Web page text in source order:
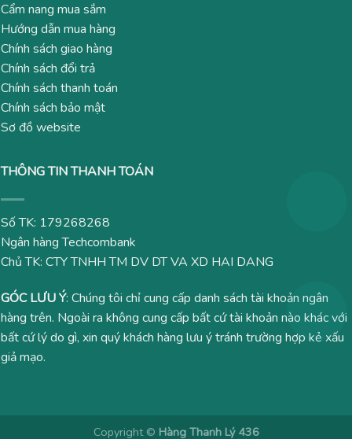
Cẩm nang mua sắm
Hướng dẫn mua hàng
Chính sách giao hàng
Chính sách đổi trả
Chính sách thanh toán
Chính sách bảo mật
Sơ đồ website
THÔNG TIN THANH TOÁN
Số TK: 179268268
Ngân hàng Techcombank
Chủ TK: CTY TNHH TM DV DT VA XD HAI DANG
GÓC LƯU Ý: Chúng tôi chỉ cung cấp danh sách tài khoản ngân
hàng trên. Ngoài ra không cung cấp bất cứ tài khoản nào khác với
bất cứ lý do gì, xin quý khách hàng lưu ý tránh trường hợp kẻ xấu
giả mạo.
Copyright © Hàng Thanh Lý 436